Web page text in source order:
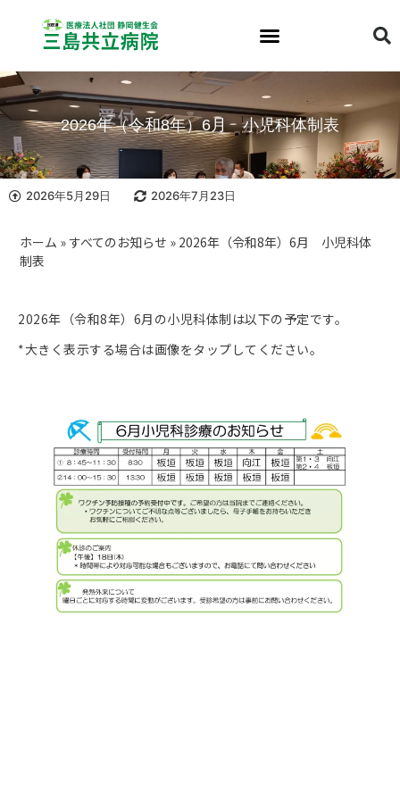
2026年（令和8年）6月 小児科体制表
ホーム »すべてのお知らせ » 2026年（令和8年）6月 小児科体
制表
2026年5月29日 2026年7月23日
2026年（令和8年）6月の小児科体制は以下の予定です。
*大きく表示する場合は画像をタップしてください。